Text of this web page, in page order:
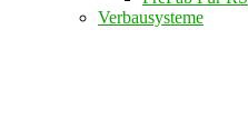
Verbausysteme